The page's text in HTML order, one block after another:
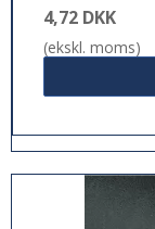
4,72 DKK
(ekskl. moms)